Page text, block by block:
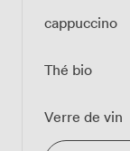
cappuccino
Thé bio
Verre de vin